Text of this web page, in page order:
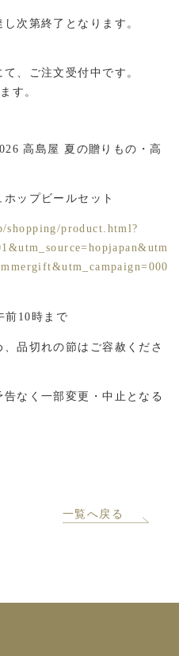
次第終了となります。
、ご注文受付中です。
す。
高島屋 夏の贈りもの・高
ホップビールセット
shopping/product.html?
前10時まで
品切れの節はご容赦くださ
なく一部変更・中止となる
一覧へ戻る